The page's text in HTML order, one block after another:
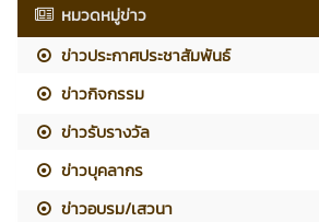
หมวดหมู่ข่าว
ข่าวประกาศประชาสัมพันธ์
ข่าวกิจกรรม
ข่าวรับรางวัล
ข่าวบุคลากร
ข่าวอบรม/เสวนา